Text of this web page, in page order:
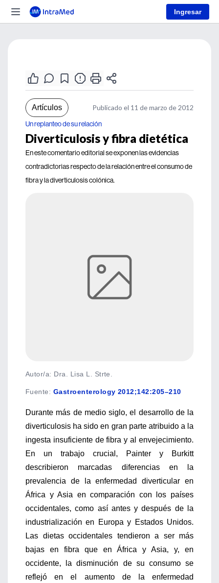
Ingresar
Artículos Publicado el 11 de marzo de 2012
Un replanteo de su relación
Diverticulosis y fibra dietética
En este comentario editorial se exponen las evidencias
contradictorias respecto de la relación entre el consumo de
fibra y la diverticulosis colónica.
Autor/a: Dra. Lisa L. Strte.
Fuente: Gastroenterology 2012;142:205–210
Durante más de medio siglo, el desarrollo de la
diverticulosis ha sido en gran parte atribuido a la
ingesta insuficiente de fibra y al envejecimiento.
En un trabajo crucial, Painter y Burkitt
describieron marcadas diferencias en la
prevalencia de la enfermedad diverticular en
África y Asia en comparación con los países
occidentales, como así antes y después de la
industrialización en Europa y Estados Unidos.
Las dietas occidentales tendieron a ser más
bajas en fibra que en África y Asia, y, en
occidente, la disminución de su consumo se
reflejó en el aumento de la enfermedad